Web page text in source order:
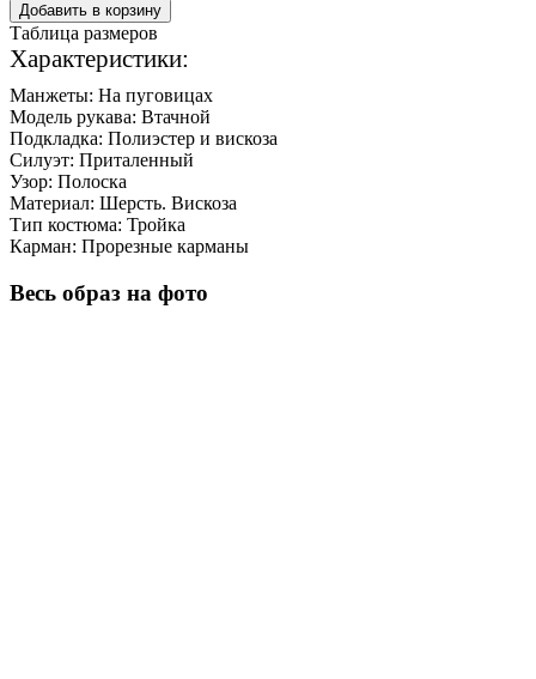
Добавить в корзину
Таблица размеров
Характеристики:
Манжеты: На пуговицах
Модель рукава: Втачной
Подкладка: Полиэстер и вискоза
Силуэт: Приталенный
Узор: Полоска
Материал: Шерсть. Вискоза
Тип костюма: Тройка
Карман: Прорезные карманы
Весь образ на фото